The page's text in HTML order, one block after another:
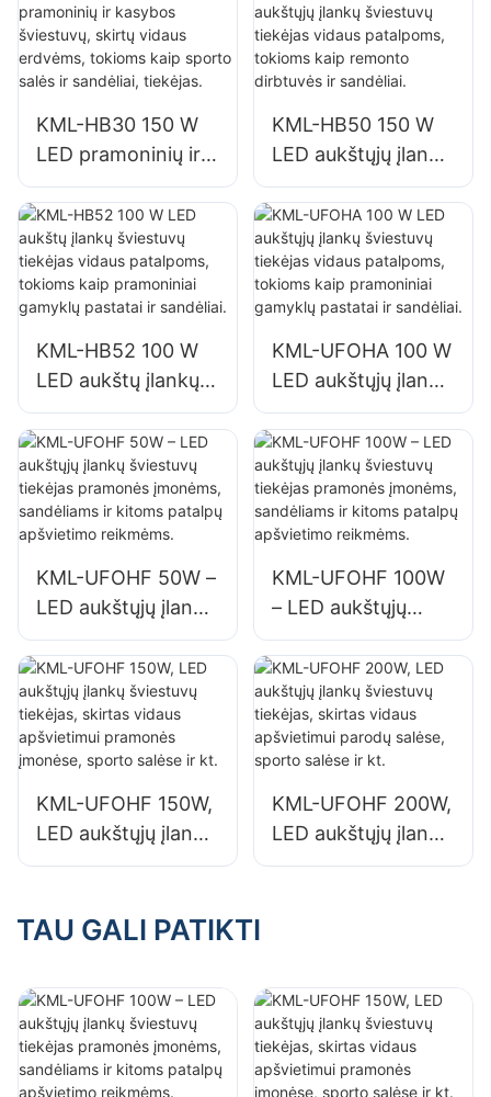
apšvietimui
gamyklose,
sandėliuose ir kt.
apšvietimui
gamyklose,
sandėliuose ir kt.
KML-HB30 150 W
LED pramoninių ir
kasybos šviestuvų,
skirtų vidaus
erdvėms, tokioms
kaip sporto salės ir
sandėliai, tiekėjas.
KML-HB50 150 W
LED aukštųjų įlankų
šviestuvų tiekėjas
vidaus patalpoms,
tokioms kaip
remonto dirbtuvės
ir sandėliai.
KML-HB52 100 W
LED aukštų įlankų
šviestuvų tiekėjas
vidaus patalpoms,
tokioms kaip
pramoniniai
gamyklų pastatai ir
KML-UFOHA 100 W
LED aukštųjų įlankų
šviestuvų tiekėjas
vidaus patalpoms,
tokioms kaip
pramoniniai
gamyklų pastatai ir
KML-UFOHF 50W –
LED aukštųjų įlankų
šviestuvų tiekėjas
pramonės
įmonėms,
sandėliams ir
kitoms patalpų
reikmėms.
KML-UFOHF 100W
– LED aukštųjų
įlankų šviestuvų
tiekėjas pramonės
įmonėms,
sandėliams ir
kitoms patalpų
reikmėms.
KML-UFOHF 150W,
LED aukštųjų įlankų
šviestuvų tiekėjas,
apšvietimui
KML-UFOHF 200W,
LED aukštųjų įlankų
šviestuvų tiekėjas,
TAU GALI PATIKTI